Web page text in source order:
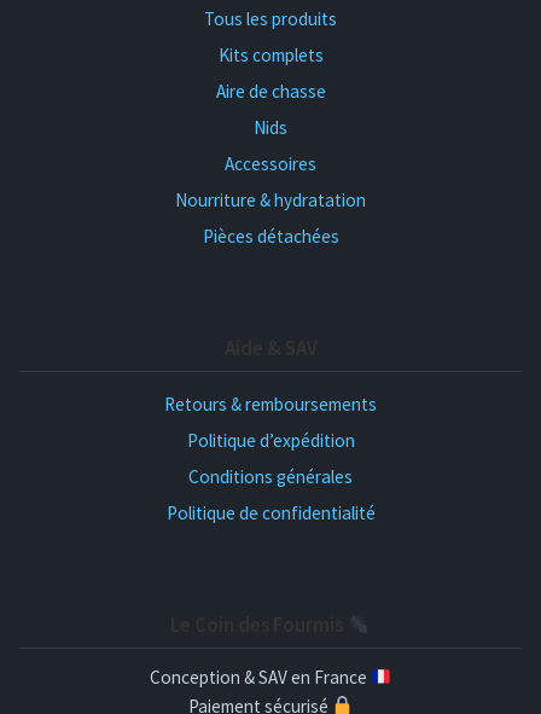
Tous les produits
Kits complets
Aire de chasse
Nids
Accessoires
Nourriture & hydratation
Pièces détachées
Retours & remboursements
Politique d’expédition
Conditions générales
Politique de confidentialité
Conception & SAV en France
Paiement sécurisé